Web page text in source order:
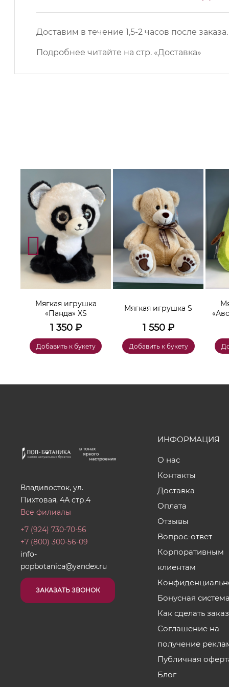
Доставим в течение 1,5-2 часов после
Подробнее читайте на стр. «Доставка»
Мягкая игрушка
«Панда» XS
1 350₽
Добавить к букету
Мягкая игрушка S
1 550₽
Добавить к букету
Владивосток, ул.
Пихтовая, 4А стр.4
Все филиалы
+7 (924) 730-70-56
+7 (800) 300-56-09
info-
popbotanica@yandex.ru
ЗАКАЗАТЬ ЗВОНОК
ИНФОРМАЦИЯ
О нас
Контакты
Доставка
Оплата
Отзывы
Вопрос-ответ
Корпоративным
клиентам
Бонусная
Как сделать заказ
Соглашение на
получение
Публичная
Блог